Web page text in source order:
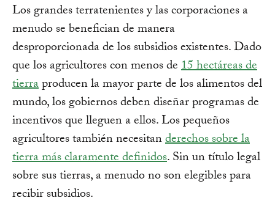
Los grandes terratenientes y las corporaciones a
menudo se benefician de manera
desproporcionada de los subsidios existentes. Dado
que los agricultores con menos de15 hectáreas de
tierraproducen la mayor parte de los alimentos del
mundo, los gobiernos deben diseñar programas de
incentivos que lleguen a ellos. Los pequeños
agricultores también necesitanderechos sobre la
tierra más claramente definidos. Sin un título legal
sobre sus tierras, a menudo no son elegibles para
recibir subsidios.